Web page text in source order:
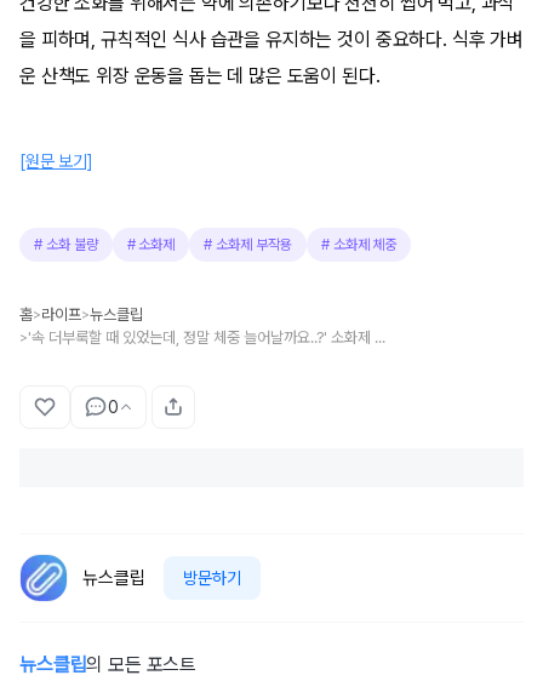
을 피하며, 규칙적인 식사 습관을 유지하는 것이 중요하다. 식후 가벼
운 산책도 위장 운동을 돕는 데 많은 도움이 된다.
[원문 보기]
# 소화 불량 # 소화제 # 소화제 부작용 # 소화제 체중
홈>라이프>뉴스클립
> '속 더부룩할 때 있었는데, 정말 체중 늘어날까요..?' 소화제 많이 먹으면 살 찐다는 이야기의 '진짜 정답'
0
뉴스클립 방문하기
뉴스클립의 모든 포스트